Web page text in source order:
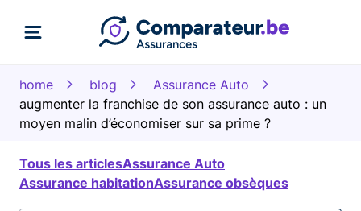
home blog
Assurance Auto
augmenter la franchise de son assurance auto : un
moyen malin d’économiser sur sa prime ?
Tous les articlesAssurance Auto
Assurance habitationAssurance obsèques